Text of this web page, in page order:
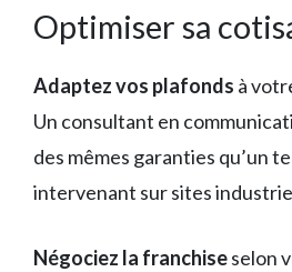
Optimiser sa
Adaptez vos plafonds à
Un consultant en
des mêmes garanties qu’un
intervenant sur sites
Négociez la franchiseselon